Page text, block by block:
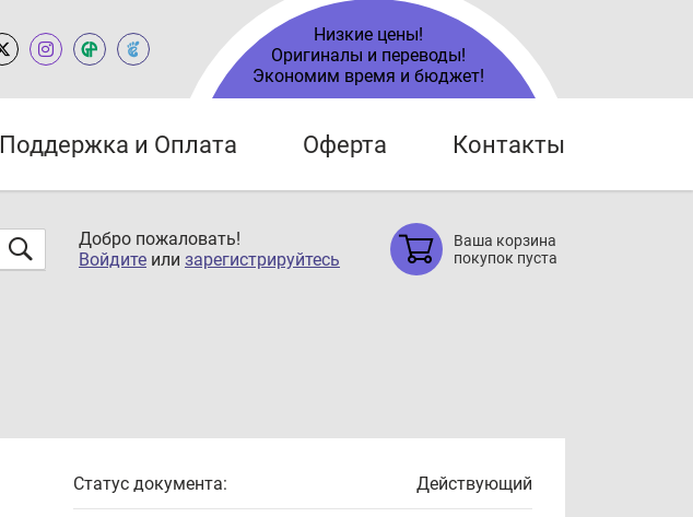
Низкие цены!
Оригиналы и переводы!
Экономим время и бюджет!
Поддержка и Оплата Оферта Контакты
Добро пожаловать!
Войдите или зарегистрируйтесь
Ваша корзина
покупок пуста
Статус документа: Действующий